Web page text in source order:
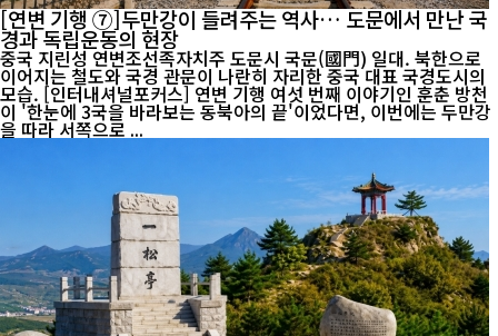
[연변 기행 ⑦]두만강이 들려주는 역사… 도문에서 만난 국
경과 독립운동의 현장
중국 지린성 연변조선족자치주 도문시 국문(國門) 일대. 북한으로
이어지는 철도와 국경 관문이 나란히 자리한 중국 대표 국경도시의
모습. [인터내셔널포커스] 연변 기행 여섯 번째 이야기인 훈춘 방천
이 '한눈에 3국을 바라보는 동북아의 끝'이었다면, 이번에는 두만강
을 따라 서쪽으로 ...